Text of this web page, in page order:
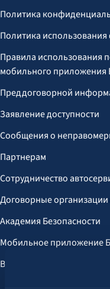
Политика
Политика
Правила использования
мобильного приложения
Преддоговорной
Заявление доступности
Сообщения о
Партнерам
Сотрудничество
Договорные
Академия Безопасности
Мобильное приложение
Выгоды для клиентов